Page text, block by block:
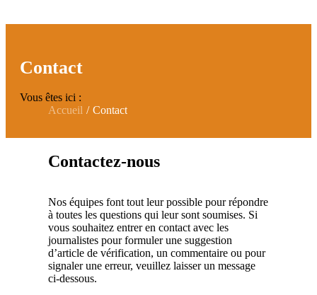
Contact
Vous êtes ici :
Accueil
Contact
Contactez-nous
Nos équipes font tout leur possible pour répondre
à toutes les questions qui leur sont soumises. Si
vous souhaitez entrer en contact avec les
journalistes pour formuler une suggestion
d’article de vérification, un commentaire ou pour
signaler une erreur, veuillez laisser un message
ci-dessous.